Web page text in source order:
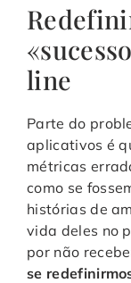
line
Parte do
aplicativos é
métricas
como se
histórias de
vida deles no
por não
se